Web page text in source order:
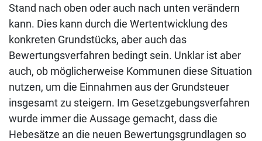
Stand nach oben oder auch nach unten verändern
kann. Dies kann durch die Wertentwicklung des
konkreten Grundstücks, aber auch das
Bewertungsverfahren bedingt sein. Unklar ist aber
auch, ob möglicherweise Kommunen diese Situation
nutzen, um die Einnahmen aus der Grundsteuer
insgesamt zu steigern. Im Gesetzgebungsverfahren
wurde immer die Aussage gemacht, dass die
Hebesätze an die neuen Bewertungsgrundlagen so